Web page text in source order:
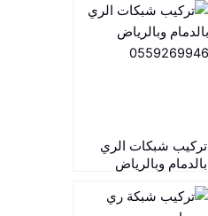
تركيب شبكات الري
بالدمام وبالرياض